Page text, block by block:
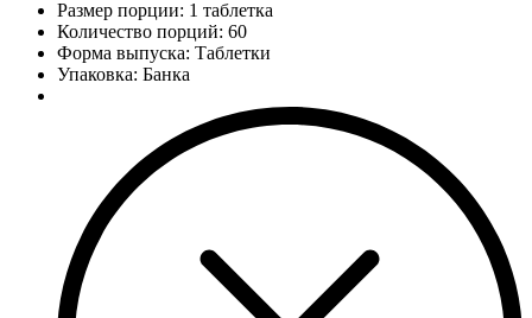
Размер порции: 1 таблетка
Количество порций: 60
Форма выпуска: Таблетки
Упаковка: Банка